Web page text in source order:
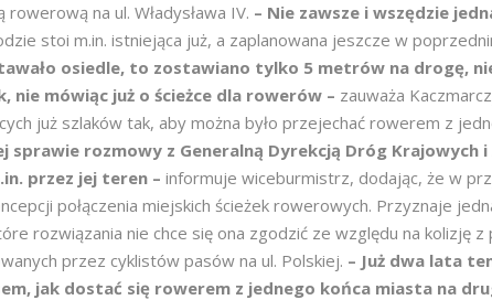
rowerową na ul. Władysława IV. – Nie zawsze i wszędzie
stoi m.in. istniejąca już, a zaplanowana jeszcze w
osiedle, to zostawiano tylko 5 metrów na drogę,
nie mówiąc już o ścieżce dla rowerów – zauważa
już szlaków tak, aby można było przejechać rowerem z
sprawie rozmowy z Generalną Dyrekcją Dróg Krajowych
przez jej teren – informuje wiceburmistrz, dodając, że w
połączenia miejskich ścieżek rowerowych. Przyznaje
rozwiązania nie chce się ona zgodzić ze względu na kolizję
przez cyklistów pasów na ul. Polskiej. – Już dwa lata
jak dostać się rowerem z jednego końca miasta na